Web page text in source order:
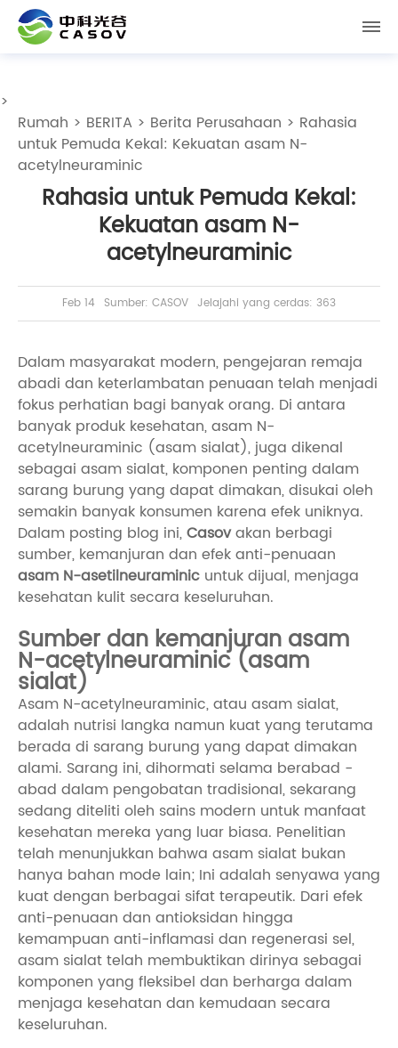
>
Rumah > BERITA > Berita Perusahaan > Rahasia
untuk Pemuda Kekal: Kekuatan asam N-
acetylneuraminic
Rahasia untuk Pemuda Kekal:
Kekuatan asam N-
acetylneuraminic
Feb 14 Sumber: CASOV Jelajahi yang cerdas: 363
Dalam masyarakat modern, pengejaran remaja
abadi dan keterlambatan penuaan telah menjadi
fokus perhatian bagi banyak orang. Di antara
banyak produk kesehatan, asam N-
acetylneuraminic (asam sialat), juga dikenal
sebagai asam sialat, komponen penting dalam
sarang burung yang dapat dimakan, disukai oleh
semakin banyak konsumen karena efek uniknya.
Dalam posting blog ini,Casovakan berbagi
sumber, kemanjuran dan efek anti-penuaan
asam N-asetilneuraminic untuk dijual, menjaga
kesehatan kulit secara keseluruhan.
Sumber dan kemanjuran asam
N-acetylneuraminic (asam
sialat)
Asam N-acetylneuraminic, atau asam sialat,
adalah nutrisi langka namun kuat yang terutama
berada di sarang burung yang dapat dimakan
alami. Sarang ini, dihormati selama berabad -
abad dalam pengobatan tradisional, sekarang
sedang diteliti oleh sains modern untuk manfaat
kesehatan mereka yang luar biasa. Penelitian
telah menunjukkan bahwa asam sialat bukan
hanya bahan mode lain; Ini adalah senyawa yang
kuat dengan berbagai sifat terapeutik. Dari efek
anti-penuaan dan antioksidan hingga
kemampuan anti-inflamasi dan regenerasi sel,
asam sialat telah membuktikan dirinya sebagai
komponen yang fleksibel dan berharga dalam
menjaga kesehatan dan kemudaan secara
keseluruhan.